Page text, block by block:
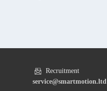
Recruitment
service@smartmotion.ltd